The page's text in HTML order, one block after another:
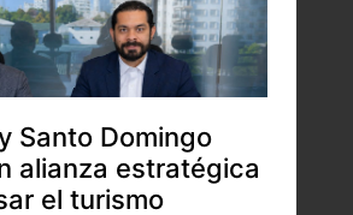
Santo Domingo
alianza estratégica
el turismo